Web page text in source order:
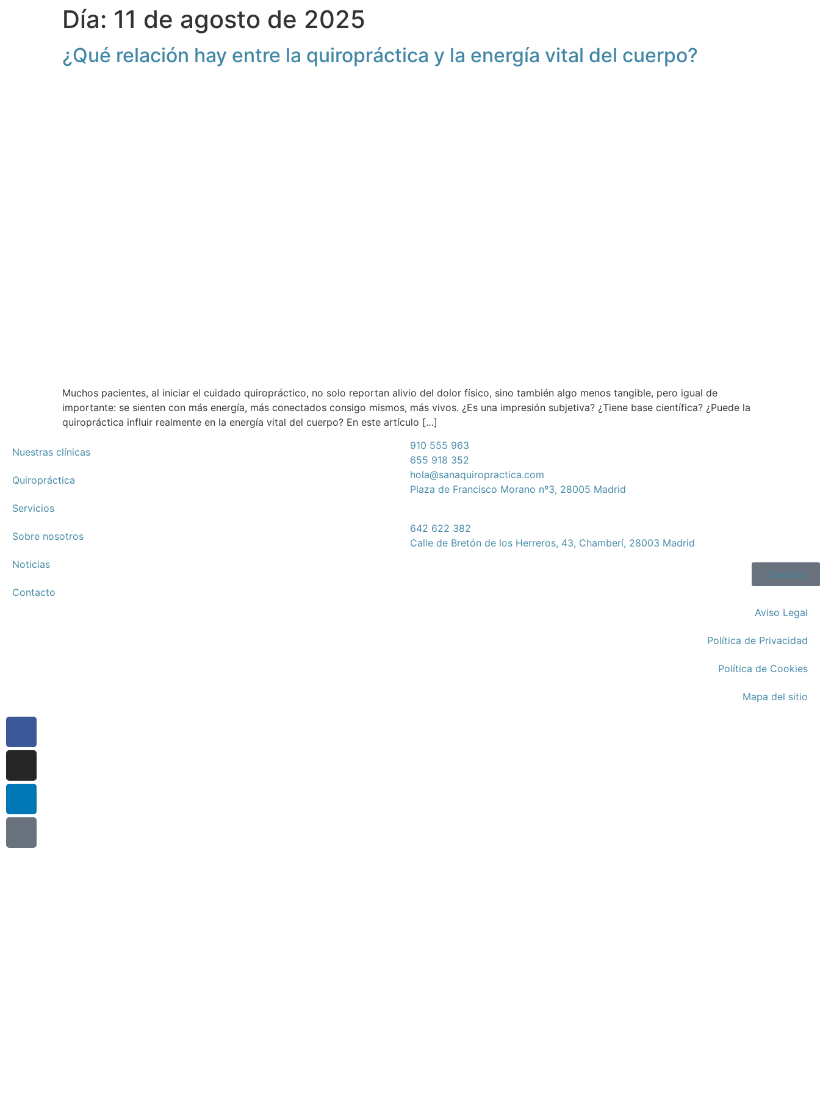
Día: 11 de agosto de 2025
¿Qué relación hay entre la quiropráctica y la energía vital del cuerpo?
Muchos pacientes, al iniciar el cuidado quiropráctico, no solo reportan alivio del dolor físico, sino también algo menos tangible, pero igual de
importante: se sienten con más energía, más conectados consigo mismos, más vivos. ¿Es una impresión subjetiva? ¿Tiene base científica? ¿Puede la
quiropráctica influir realmente en la energía vital del cuerpo? En este artículo […]
Nuestras clínicas
Quiropráctica
Servicios
Sobre nosotros
Noticias
Contacto
910 555 963
655 918 352
hola@sanaquiropractica.com
Plaza de Francisco Morano nº3, 28005 Madrid
642 622 382
Calle de Bretón de los Herreros, 43, Chamberí, 28003 Madrid
Contacto
Aviso Legal
Política de Privacidad
Política de Cookies
Mapa del sitio